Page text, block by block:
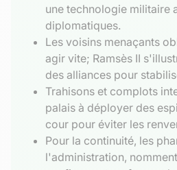
une technologie militaire
diplomatiques.
Les voisins menaçants
agir vite; Ramsès II
des alliances pour
Trahisons et complots
palais à déployer des
cour pour éviter les
Pour la continuité, les
l'administration,